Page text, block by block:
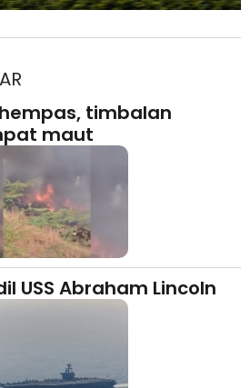
timbalan
maut
USS Abraham Lincoln